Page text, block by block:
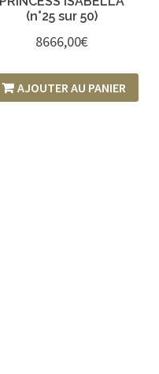
(n°25 sur 50)
8666,00€
AJOUTER AU PANIER